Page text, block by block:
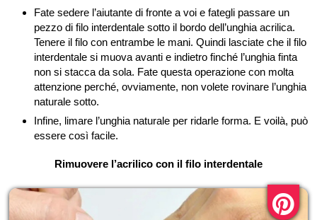
Fate sedere l’aiutante di fronte a voi e fategli passare un
pezzo di filo interdentale sotto il bordo dell’unghia acrilica.
Tenere il filo con entrambe le mani. Quindi lasciate che il filo
interdentale si muova avanti e indietro finché l’unghia finta
non si stacca da sola. Fate questa operazione con molta
attenzione perché, ovviamente, non volete rovinare l’unghia
naturale sotto.
Infine, limare l’unghia naturale per ridarle forma. E voilà, può
essere così facile.
Rimuovere l’acrilico con il filo interdentale